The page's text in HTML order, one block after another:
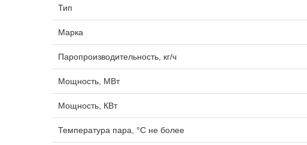
Тип
Марка
Паропроизводительность, кг/ч
Мощность, МВт
Мощность, КВт
Температура пара, °C не более